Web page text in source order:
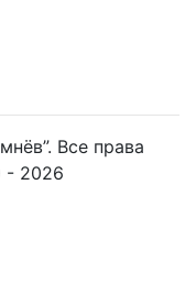
Все права
- 2026